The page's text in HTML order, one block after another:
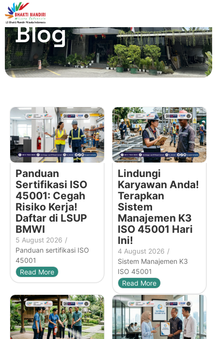
Blog
Panduan
Sertifikasi ISO
45001: Cegah
Risiko Kerja!
Daftar di LSUP
BMWI
5 August 2026 /
Panduan sertifikasi ISO
45001
Read More
Lindungi
Karyawan Anda!
Terapkan
Sistem
Manajemen K3
ISO 45001 Hari
Ini!
4 August 2026 /
Sistem Manajemen K3
ISO 45001
Read More